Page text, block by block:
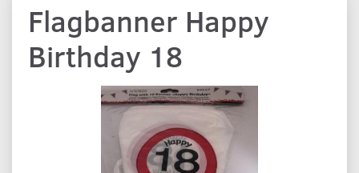
Flagbanner Happy
Birthday 18